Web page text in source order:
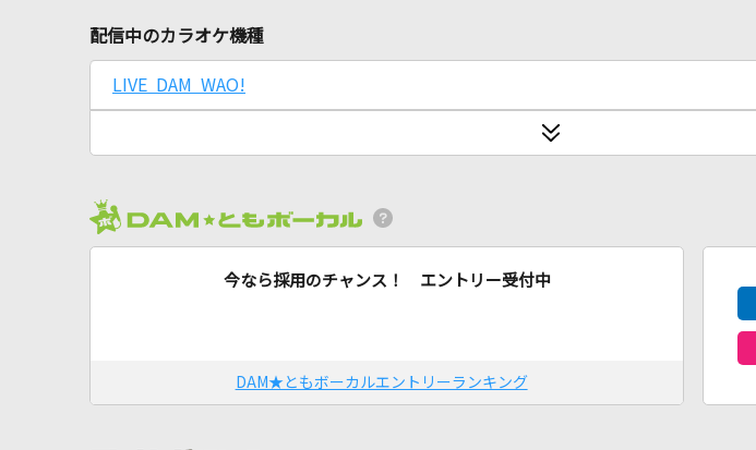
配信中のカラオケ機種
LIVE DAM WAO!
今なら採用のチャンス！ エントリー受付中
DAM★ともボーカルエントリーランキング